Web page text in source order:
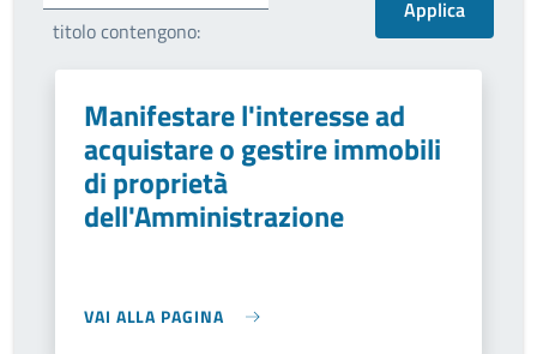
titolo contengono:
Manifestare l'interesse ad
acquistare o gestire immobili
di proprietà
dell'Amministrazione
VAI ALLA PAGINA